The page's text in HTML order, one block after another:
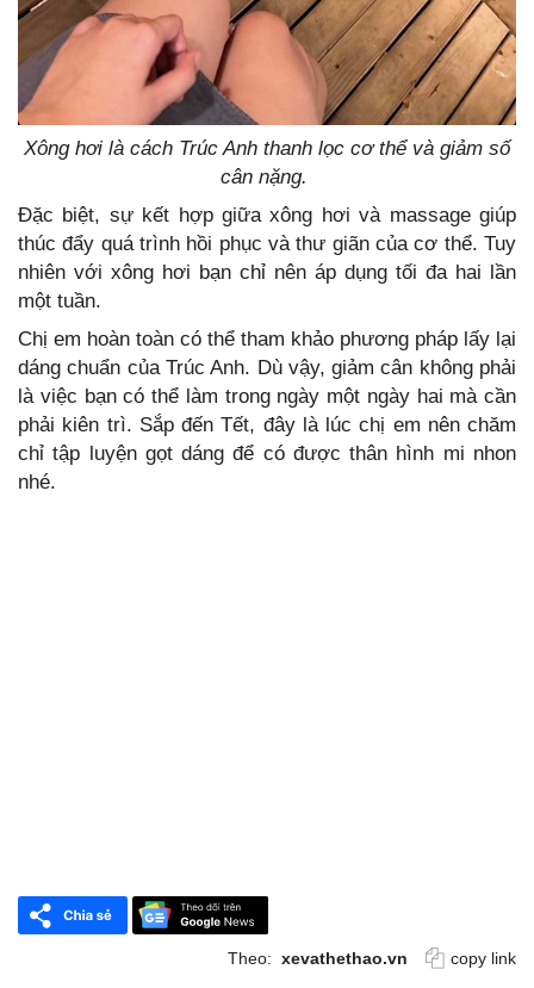
Xông hơi là cách Trúc Anh thanh lọc cơ thể và giảm số
cân nặng.
Đặc biệt, sự kết hợp giữa xông hơi và massage giúp
thúc đẩy quá trình hồi phục và thư giãn của cơ thể. Tuy
nhiên với xông hơi bạn chỉ nên áp dụng tối đa hai lần
một tuần.
Chị em hoàn toàn có thể tham khảo phương pháp lấy lại
dáng chuẩn của Trúc Anh. Dù vậy, giảm cân không phải
là việc bạn có thể làm trong ngày một ngày hai mà cần
phải kiên trì. Sắp đến Tết, đây là lúc chị em nên chăm
chỉ tập luyện gọt dáng để có được thân hình mi nhon
nhé.
Theo: xevathethao.vn copy link